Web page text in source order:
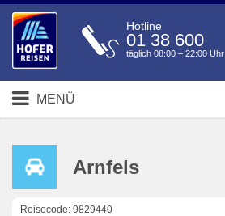
Hotline
01 38 600
täglich 08:00 – 22:00 Uhr
MENÜ
Arnfels
Reisecode: 9829440